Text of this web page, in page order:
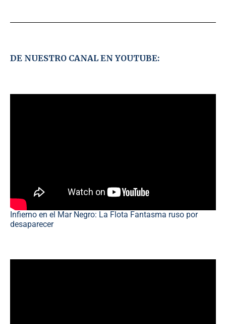
DE NUESTRO CANAL EN YOUTUBE:
Infierno en el Mar Negro: La Flota Fantasma ruso por
desaparecer